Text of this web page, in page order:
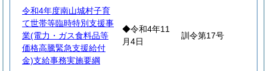
令和4年度南山城村子育
て世帯等臨時特別支援事
業(電力・ガス食料品等
価格高騰緊急支援給付
金)支給事務実施要綱
◆令和4年11
月4日
訓令第17号